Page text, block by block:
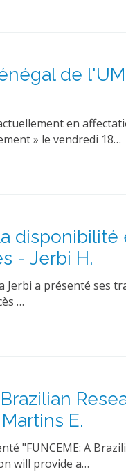
de
en
» le vendredi 18…
- Jerbi H.
Jerbi a présenté ses
…
E.
"FUNCEME: A
will provide a…